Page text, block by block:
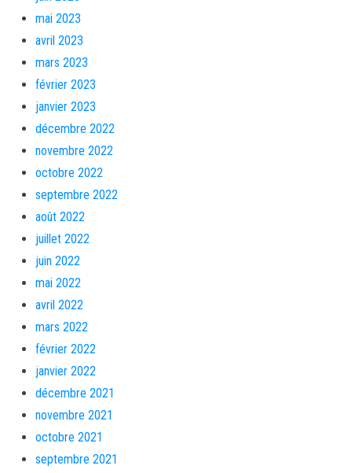
mai 2023
avril 2023
mars 2023
février 2023
janvier 2023
décembre 2022
novembre 2022
octobre 2022
septembre 2022
août 2022
juillet 2022
juin 2022
mai 2022
avril 2022
mars 2022
février 2022
janvier 2022
décembre 2021
novembre 2021
octobre 2021
septembre 2021